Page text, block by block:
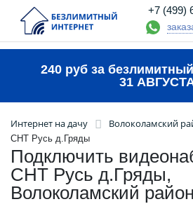
+7 (499)
240 руб за
31
Интернет на дачу Волоколамский
СНТ Русь д.Гряды
Подключить
СНТ Русь д.Гряды,
Волоколамский район